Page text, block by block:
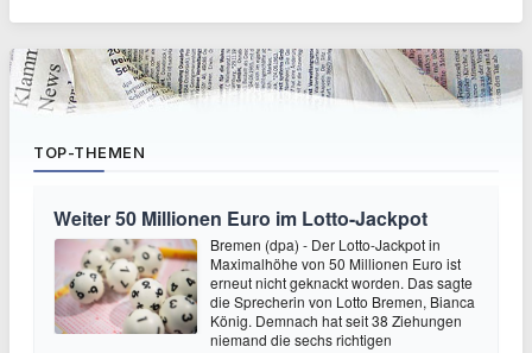
TOP-THEMEN
Weiter 50 Millionen Euro im Lotto-Jackpot
Bremen (dpa) - Der Lotto-Jackpot in
Maximalhöhe von 50 Millionen Euro ist
erneut nicht geknackt worden. Das sagte
die Sprecherin von Lotto Bremen, Bianca
König. Demnach hat seit 38 Ziehungen
niemand die sechs richtigen